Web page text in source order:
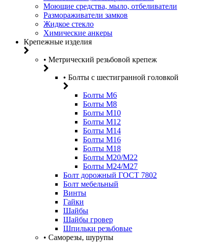
Моющие средства, мыло, отбеливатели
Размораживатели замков
Жидкое стекло
Химические анкеры
Крепежные изделия
• Метрический резьбовой крепеж
• Болты с шестигранной головкой
Болты М6
Болты М8
Болты М10
Болты М12
Болты М14
Болты М16
Болты М18
Болты М20/M22
Болты М24/М27
Болт дорожный ГОСТ 7802
Болт мебельный
Винты
Гайки
Шайбы
Шайбы гровер
Шпильки резьбовые
• Саморезы, шурупы